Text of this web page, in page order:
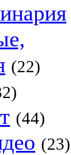
(22)
(44)
(23)